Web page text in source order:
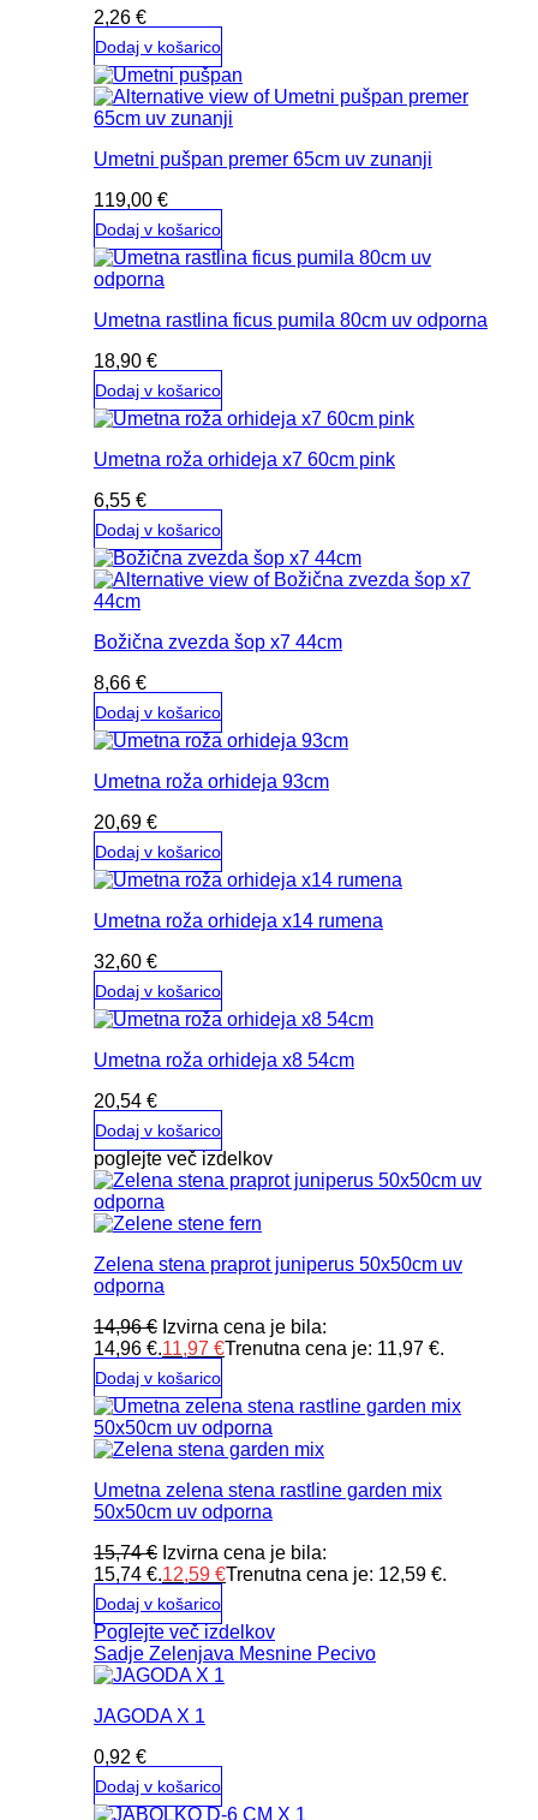
2,26 €
Dodaj v košarico
Umetni pušpan premer 65cm uv zunanji
119,00 €
Dodaj v košarico
Umetna rastlina ficus pumila 80cm uv odporna
18,90 €
Dodaj v košarico
Umetna roža orhideja x7 60cm pink
6,55 €
Dodaj v košarico
Božična zvezda šop x7 44cm
8,66 €
Dodaj v košarico
Umetna roža orhideja 93cm
20,69 €
Dodaj v košarico
Umetna roža orhideja x14 rumena
32,60 €
Dodaj v košarico
Umetna roža orhideja x8 54cm
20,54 €
Dodaj v košarico
poglejte več izdelkov
Zelena stena praprot juniperus 50x50cm uv
odporna
14,96€ Izvirna cena je bila:
14,96 €.11,97 €Trenutna cena je: 11,97 €.
Dodaj v košarico
Umetna zelena stena rastline garden mix
50x50cm uv odporna
15,74€ Izvirna cena je bila:
15,74 €.12,59 €Trenutna cena je: 12,59 €.
Dodaj v košarico
Poglejte več izdelkov
Sadje Zelenjava Mesnine Pecivo
JAGODA X 1
0,92 €
Dodaj v košarico